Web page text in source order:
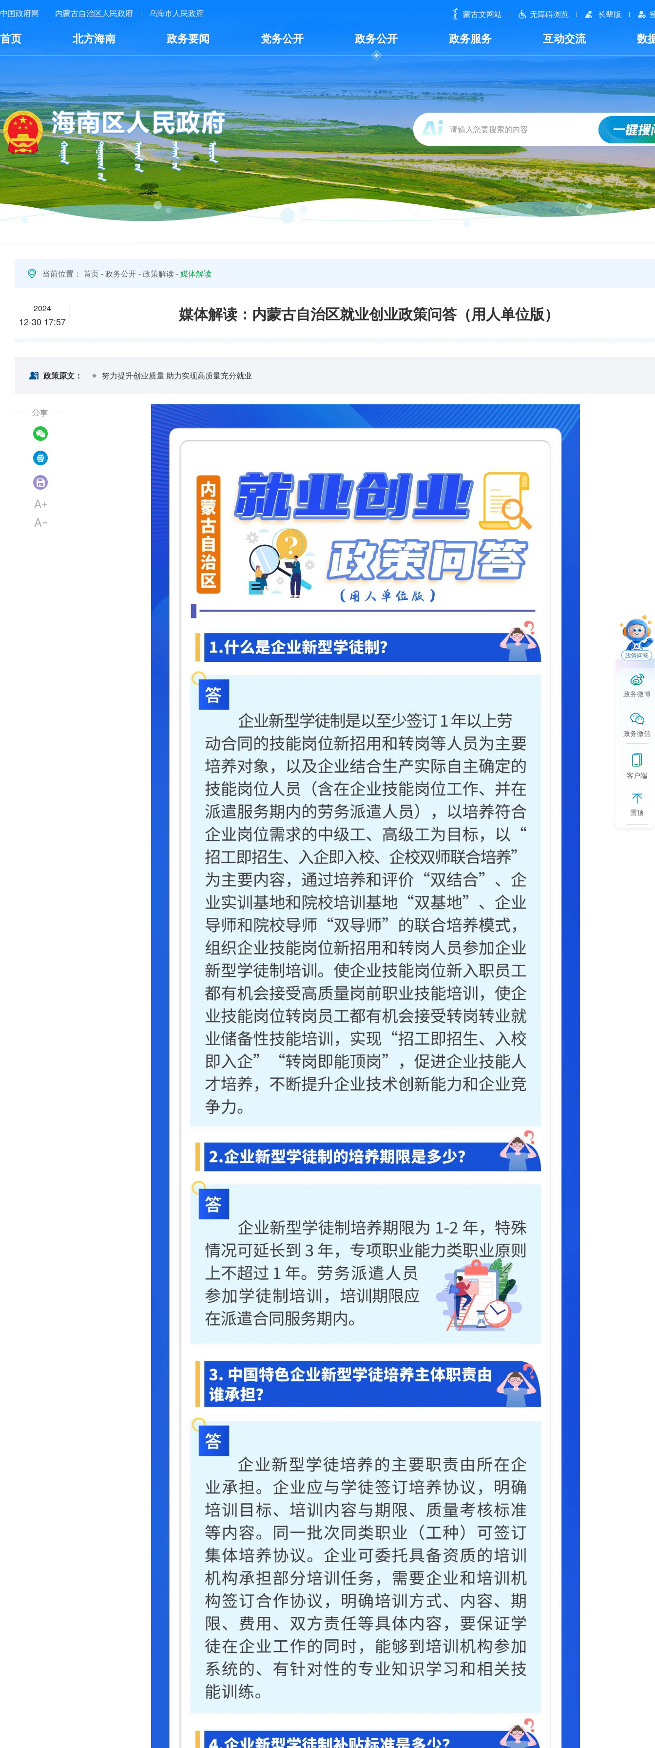
中国政府网 内蒙古自治区人民政府 乌海市人民政府 蒙古文网站 无障碍浏览 长辈版
首页 北方海南 政务要闻 党务公开 政务公开 政务服务 互动交流 数
当前位置： 首页-政务公开-政策解读-媒体解读
2024
12-30 17:57 媒体解读：内蒙古自治区就业创业政策问答（用人单位版）
政策原文： 努力提升创业质量 助力实现高质量充分就业
政务微博
政务微信
客户端
置顶